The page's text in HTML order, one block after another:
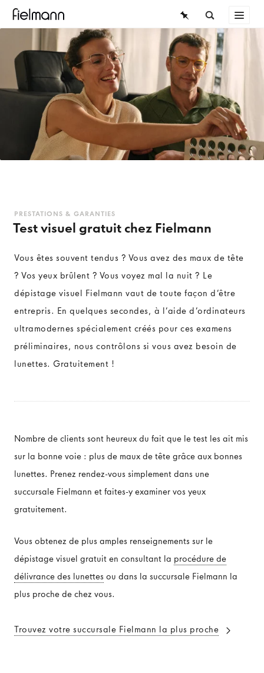
LUNETTES DE SOLEIL
LENTILLES DE CONTACT
CONNAISSANCES
SERVICE
PRESTATIONS & GARANTIES
Test visuel gratuit chez Fielmann
Vous êtes souvent tendus ? Vous avez des maux de tête
? Vos yeux brûlent ? Vous voyez mal la nuit ? Le
dépistage visuel Fielmann vaut de toute façon d‘être
entrepris. En quelques secondes, à l‘aide d‘ordinateurs
ultramodernes spécialement créés pour ces examens
préliminaires, nous contrôlons si vous avez besoin de
lunettes. Gratuitement !
Nombre de clients sont heureux du fait que le test les ait mis
sur la bonne voie : plus de maux de tête grâce aux bonnes
lunettes. Prenez rendez-vous simplement dans une
succursale Fielmann et faites-y examiner vos yeux
gratuitement.
Vous obtenez de plus amples renseignements sur le
dépistage visuel gratuit en consultant la procédure de
délivrance des lunettes ou dans la succursale Fielmann la
plus proche de chez vous.
Trouvez votre succursale Fielmann la plus proche